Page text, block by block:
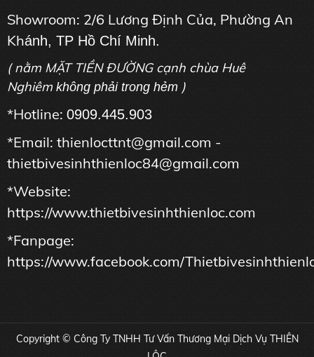
Showroom: 2/6 Lương Định Của, Phường An
Khánh, TP Hồ Chí Minh.
( nằm MẶT TIỀN ĐƯỜNG cạnh chùa Huê
Nghiêm không phải trong hẻm )
*Hotline: 0909.445.903
*Email: thienlocttnt@gmail.com -
thietbivesinhthienloc84@gmail.com
*Website:
https://www.thietbivesinhthienloc.com
*Fanpage:
https://www.facebook.com/
Copyright © Công Ty TNHH Tư Vấn Thương Mại Dịch Vụ THIÊN